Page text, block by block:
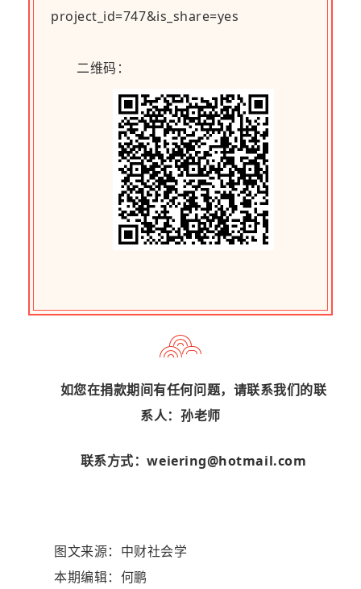
project_id=747&is_share=yes
二维码：
如您在捐款期间有任何问题，请联系我们的联
系人：孙老师
联系方式：weiering@hotmail.com
图文来源：中财社会学
本期编辑：何鹏